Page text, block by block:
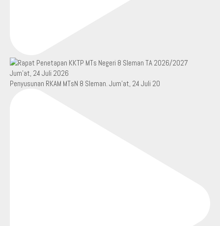
Penyusunan RKAM MTsN 8 Sleman. Jum’at, 24 Juli 20